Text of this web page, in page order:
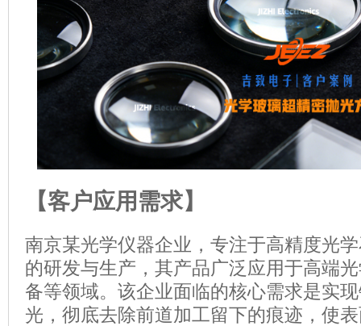
【客户应用需求】
南京某光学仪器企业，专注于高精度光
的研发与生产，其产品广泛应用于高端
备等领域。该企业面临的核心需求是实
光，彻底去除前道加工留下的痕迹，使